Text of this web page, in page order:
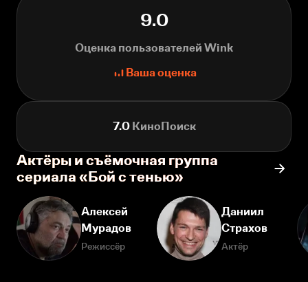
9.0
Оценка пользователей Wink
Ваша оценка
7.0КиноПоиск
Актёры и съёмочная группа
сериала «Бой с тенью»
Алексей
Мурадов
Режиссёр
Даниил
Страхов
Актёр